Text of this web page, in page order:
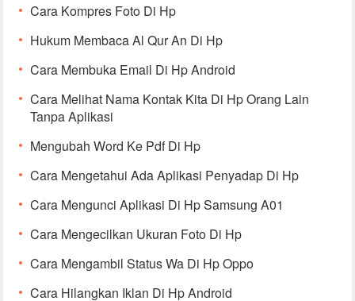
Cara Kompres Foto Di Hp
Hukum Membaca Al Qur An Di Hp
Cara Membuka Email Di Hp Android
Cara Melihat Nama Kontak Kita Di Hp Orang Lain
Tanpa Aplikasi
Mengubah Word Ke Pdf Di Hp
Cara Mengetahui Ada Aplikasi Penyadap Di Hp
Cara Mengunci Aplikasi Di Hp Samsung A01
Cara Mengecilkan Ukuran Foto Di Hp
Cara Mengambil Status Wa Di Hp Oppo
Cara Hilangkan Iklan Di Hp Android